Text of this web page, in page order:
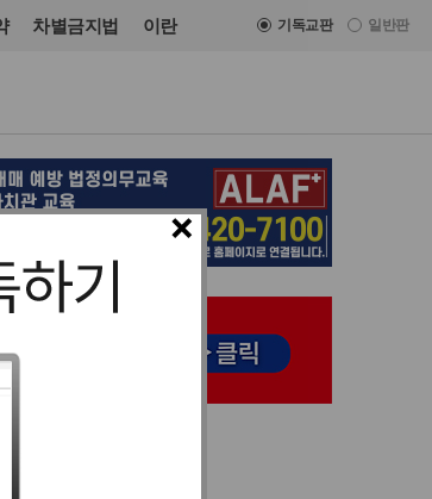
차별금지법 이란 기독교판 일반판
×